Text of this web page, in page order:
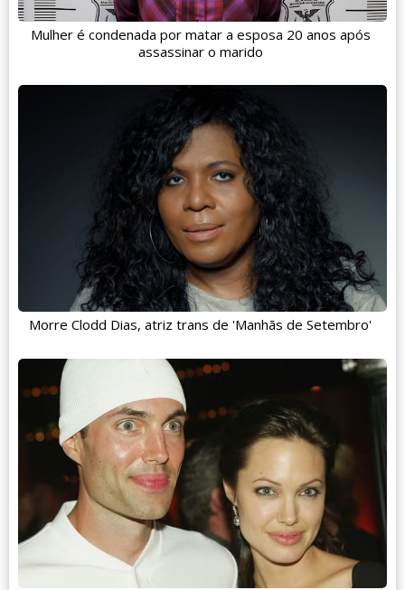
Mulher é condenada por matar a esposa 20 anos após
assassinar o marido
Morre Clodd Dias, atriz trans de 'Manhãs de Setembro'